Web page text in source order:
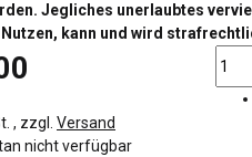
Jegliches unerlaubtes
kann und wird
, zzgl. Versand
nicht verfügbar